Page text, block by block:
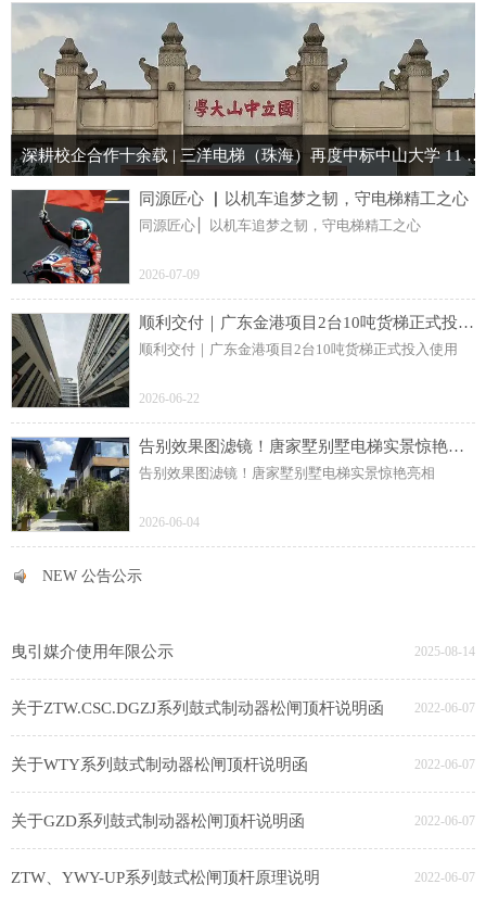
深耕校企合作十余载 | 三洋电梯（珠海）再度中标中山大学 11 台电梯项目
同源匠心 ▏以机车追梦之韧，守电梯精工之心
同源匠心 ▏以机车追梦之韧，守电梯精工之心
2026-07-09
顺利交付｜广东金港项目2台10吨货梯正式投入使用
顺利交付｜广东金港项目2台10吨货梯正式投入使用
2026-06-22
告别效果图滤镜！唐家墅别墅电梯实景惊艳亮相
告别效果图滤镜！唐家墅别墅电梯实景惊艳亮相
2026-06-04
NEW 公告公示
曳引媒介使用年限公示 2025-08-14
关于ZTW.CSC.DGZJ系列鼓式制动器松闸顶杆说明函 2022-06-07
关于WTY系列鼓式制动器松闸顶杆说明函 2022-06-07
关于GZD系列鼓式制动器松闸顶杆说明函 2022-06-07
ZTW、YWY-UP系列鼓式松闸顶杆原理说明 2022-06-07